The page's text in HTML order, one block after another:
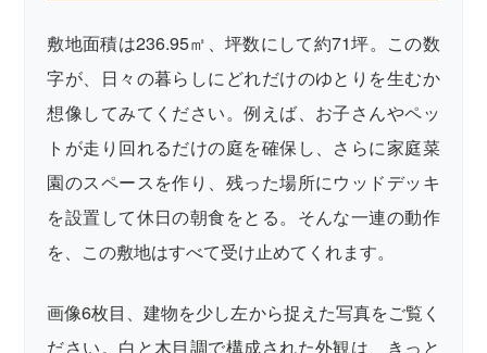
敷地面積は236.95㎡、坪数にして約71坪。この数
字が、日々の暮らしにどれだけのゆとりを生むか
想像してみてください。例えば、お子さんやペッ
トが走り回れるだけの庭を確保し、さらに家庭菜
園のスペースを作り、残った場所にウッドデッキ
を設置して休日の朝食をとる。そんな一連の動作
を、この敷地はすべて受け止めてくれます。
画像6枚目、建物を少し左から捉えた写真をご覧く
ださい。白と木目調で構成された外観は、きっと